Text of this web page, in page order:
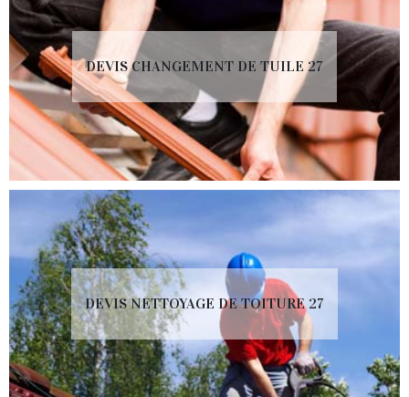
DEVIS CHANGEMENT DE TUILE 27
DEVIS NETTOYAGE DE TOITURE 27